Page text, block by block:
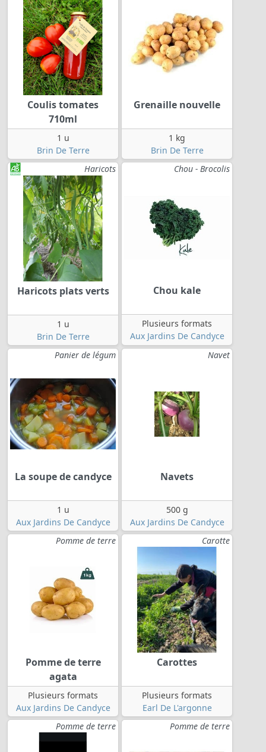
Coulis tomates
710ml
1 u
Brin De Terre
Grenaille nouvelle
1 kg
Brin De Terre
Haricots
Haricots plats verts
1 u
Brin De Terre
Chou - Brocolis
Chou kale
Plusieurs formats
Aux Jardins De Candyce
Panier de légum
La soupe de candyce
1 u
Aux Jardins De Candyce
Navet
Navets
500 g
Aux Jardins De Candyce
Pomme de terre
Pomme de terre
agata
Plusieurs formats
Aux Jardins De Candyce
Carotte
Carottes
Plusieurs formats
Earl De L'argonne
Pomme de terre
Pomme de terre